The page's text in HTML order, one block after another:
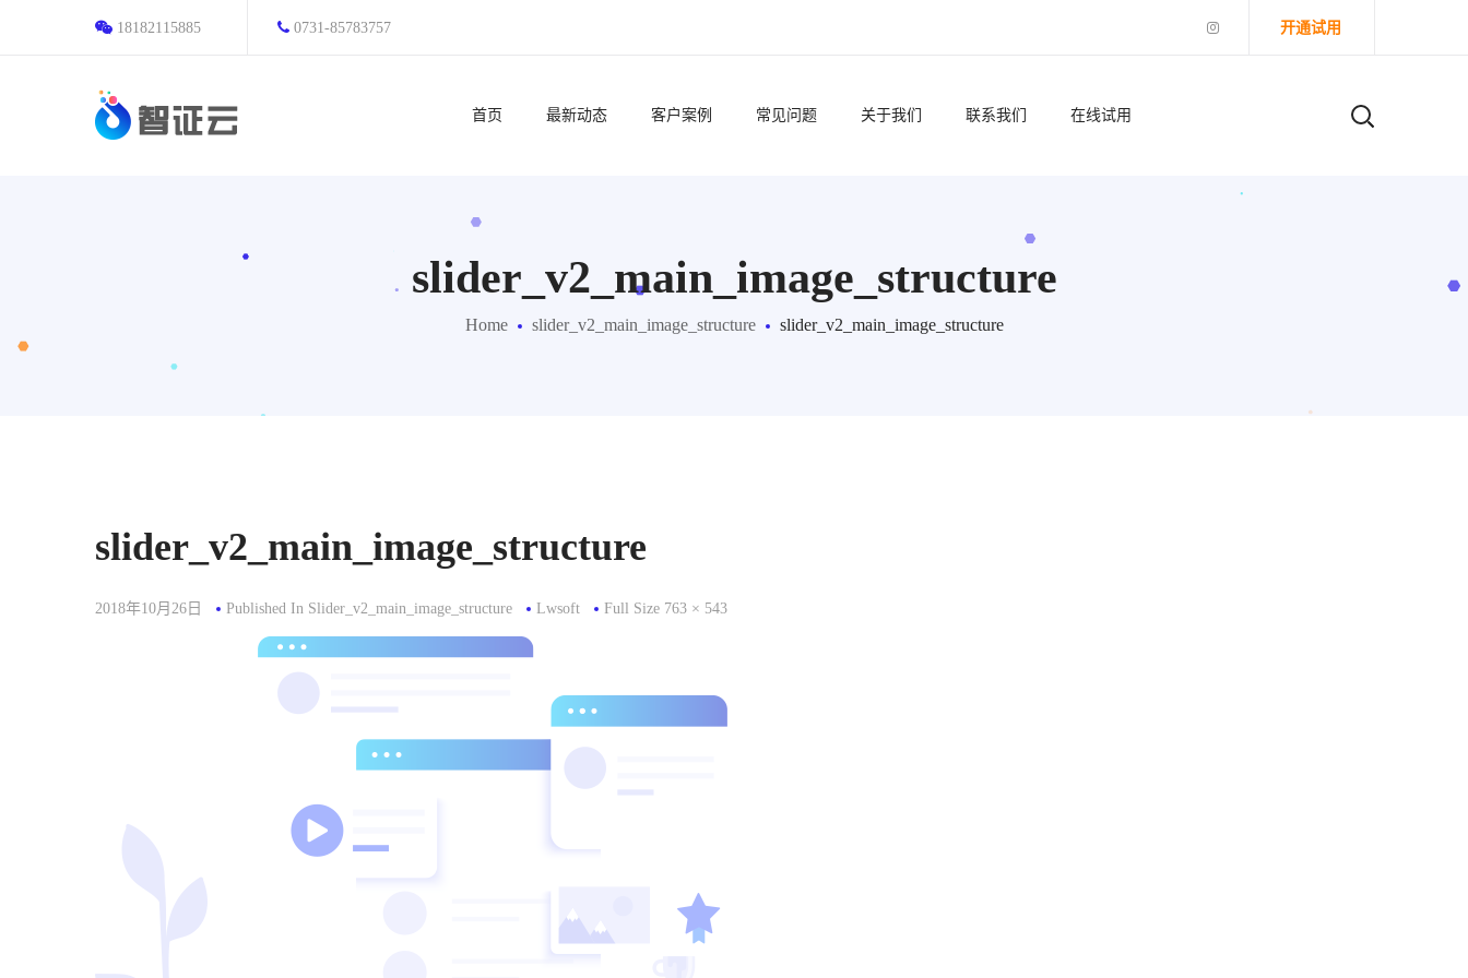
18182115885 0731-85783757 开通试用
首页 最新动态 客户案例 常见问题 关于我们 联系我们 在线试用
slider_v2_main_image_structure
Home slider_v2_main_image_structure slider_v2_main_image_structure
slider_v2_main_image_structure
2018年10月26日 Published In Slider_v2_main_image_structure Lwsoft
Full
Full Size 763 × 543